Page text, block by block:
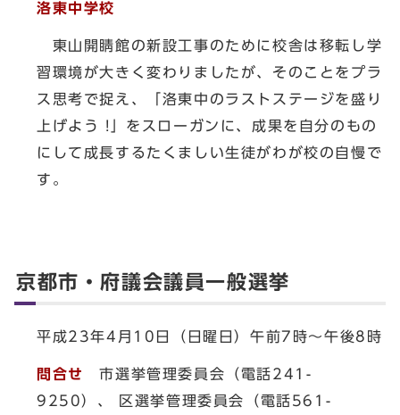
洛東中学校
東山開睛館の新設工事のために校舎は移転し学
習環境が大きく変わりましたが、そのことをプラ
ス思考で捉え、「洛東中のラストステージを盛り
上げよう !」をスローガンに、成果を自分のもの
にして成長するたくましい生徒がわが校の自慢で
す。
京都市・府議会議員一般選挙
平成23年4月10日（日曜日）午前7時～午後8時
問合せ
市選挙管理委員会（電話241-
9250）、 区選挙管理委員会（電話561-